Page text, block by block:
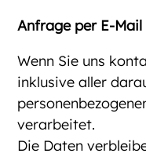
Anfrage per E-Mail
Wenn Sie uns
inklusive aller
verarbeitet.
Die Daten